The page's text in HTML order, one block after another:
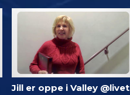
Jill er oppe i Valley @livet